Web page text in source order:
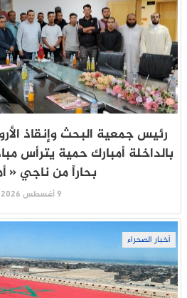
رئيس جمعية البحث وإنقاذ
بحاراً من ناجي «
9 أغسطس 2026
أخبار الصحراء